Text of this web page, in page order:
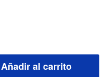
Añadir al carrito